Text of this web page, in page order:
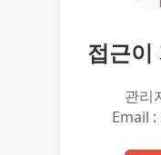
접근이
관리
Email